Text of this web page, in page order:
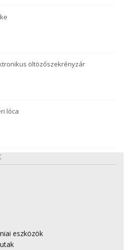
öltözőszekrényzár
lóca
eszközök